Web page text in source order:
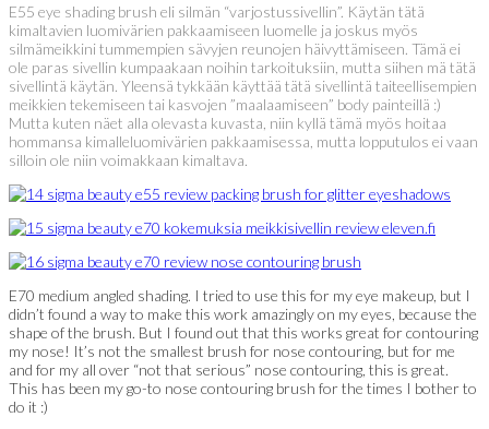
E55 eye shading brush eli silmän “varjostussivellin”. Käytän tätä
kimaltavien luomivärien pakkaamiseen luomelle ja joskus myös
silmämeikkini tummempien sävyjen reunojen häivyttämiseen. Tämä ei
ole paras sivellin kumpaakaan noihin tarkoituksiin, mutta siihen mä tätä
sivellintä käytän. Yleensä tykkään käyttää tätä sivellintä taiteellisempien
meikkien tekemiseen tai kasvojen ”maalaamiseen” body painteillä :)
Mutta kuten näet alla olevasta kuvasta, niin kyllä tämä myös hoitaa
hommansa kimalleluomivärien pakkaamisessa, mutta lopputulos ei vaan
silloin ole niin voimakkaan kimaltava.
E70 medium angled shading. I tried to use this for my eye makeup, but I
didn’t found a way to make this work amazingly on my eyes, because the
shape of the brush. But I found out that this works great for contouring
my nose! It’s not the smallest brush for nose contouring, but for me
and for my all over “not that serious” nose contouring, this is great.
This has been my go-to nose contouring brush for the times I bother to
do it :)